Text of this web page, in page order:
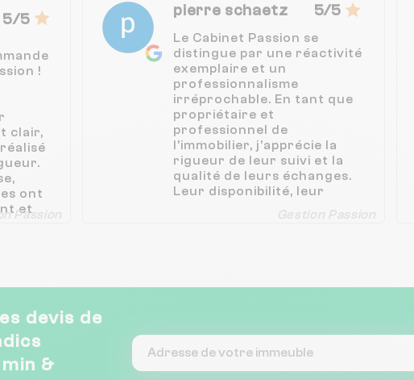
5/5
!
clair,
ont
et
Passion
pierre schaetz 5/5
Le Cabinet Passion se
distingue par une réactivité
exemplaire et un
professionnalisme
irréprochable. En tant que
propriétaire et
professionnel de
l’immobilier, j’apprécie la
rigueur de leur suivi et la
qualité de leurs échanges.
Leur disponibilité, leur
Gestion Passion
devis de
&